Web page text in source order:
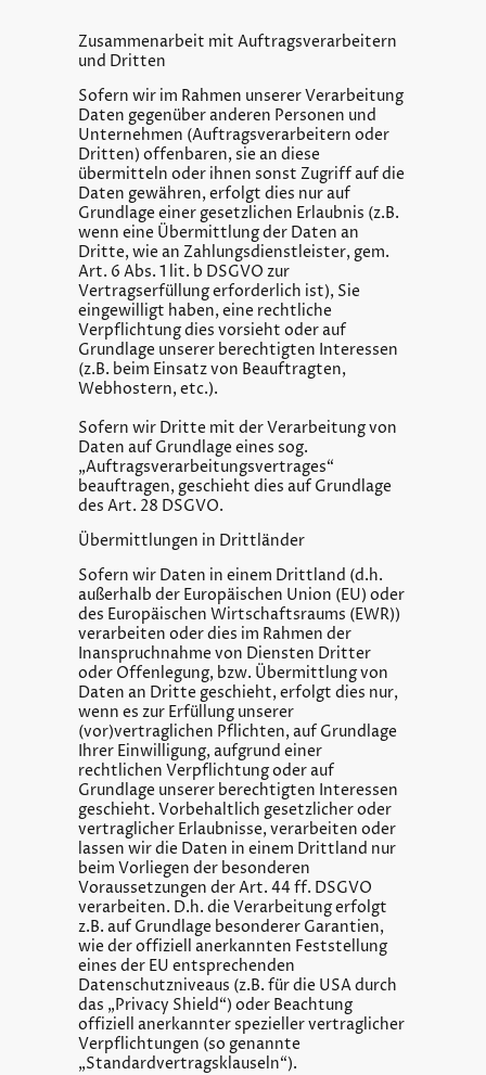
Zusammenarbeit mit Auftragsverarbeitern
und Dritten
Sofern wir im Rahmen unserer Verarbeitung
Daten gegenüber anderen Personen und
Unternehmen (Auftragsverarbeitern oder
Dritten) offenbaren, sie an diese
übermitteln oder ihnen sonst Zugriff auf die
Daten gewähren, erfolgt dies nur auf
Grundlage einer gesetzlichen Erlaubnis (z.B.
wenn eine Übermittlung der Daten an
Dritte, wie an Zahlungsdienstleister, gem.
Art. 6 Abs. 1 lit. b DSGVO zur
Vertragserfüllung erforderlich ist), Sie
eingewilligt haben, eine rechtliche
Verpflichtung dies vorsieht oder auf
Grundlage unserer berechtigten Interessen
(z.B. beim Einsatz von Beauftragten,
Webhostern, etc.).
Sofern wir Dritte mit der Verarbeitung von
Daten auf Grundlage eines sog.
„Auftragsverarbeitungsvertrages“
beauftragen, geschieht dies auf Grundlage
des Art. 28 DSGVO.
Übermittlungen in Drittländer
Sofern wir Daten in einem Drittland (d.h.
außerhalb der Europäischen Union (EU) oder
des Europäischen Wirtschaftsraums (EWR))
verarbeiten oder dies im Rahmen der
Inanspruchnahme von Diensten Dritter
oder Offenlegung, bzw. Übermittlung von
Daten an Dritte geschieht, erfolgt dies nur,
wenn es zur Erfüllung unserer
(vor)vertraglichen Pflichten, auf Grundlage
Ihrer Einwilligung, aufgrund einer
rechtlichen Verpflichtung oder auf
Grundlage unserer berechtigten Interessen
geschieht. Vorbehaltlich gesetzlicher oder
vertraglicher Erlaubnisse, verarbeiten oder
lassen wir die Daten in einem Drittland nur
beim Vorliegen der besonderen
Voraussetzungen der Art. 44 ff. DSGVO
verarbeiten. D.h. die Verarbeitung erfolgt
z.B. auf Grundlage besonderer Garantien,
wie der offiziell anerkannten Feststellung
eines der EU entsprechenden
Datenschutzniveaus (z.B. für die USA durch
das „Privacy Shield“) oder Beachtung
offiziell anerkannter spezieller vertraglicher
Verpflichtungen (so genannte
„Standardvertragsklauseln“).